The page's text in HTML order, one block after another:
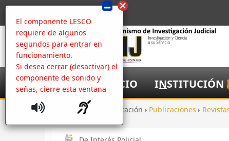
El componente LESCO
requiere de algunos
segundos para entrar en
funcionamiento.
Si desea cerrar (desactivar) el
componente de sonido y
señas, cierre esta ventana
NICIO INSTITUCIÓN
Inicio Comunicación Publicaciones